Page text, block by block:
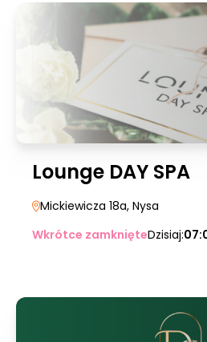
Lounge DAY SPA
Mickiewicza 18a, Nysa
Wkrótce zamknięteDzisiaj: